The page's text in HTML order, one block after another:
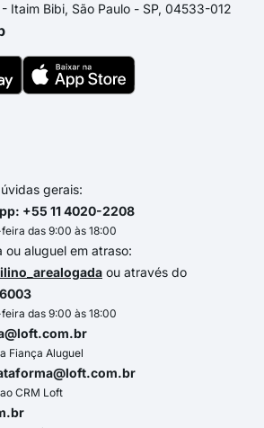
Itaim Bibi, São Paulo - SP, 04533-012
gerais:
+55 11 4020-2208
das 9:00 às 18:00
aluguel em atraso:
ou através do
das 9:00 às 18:00
Fiança Aluguel
CRM Loft